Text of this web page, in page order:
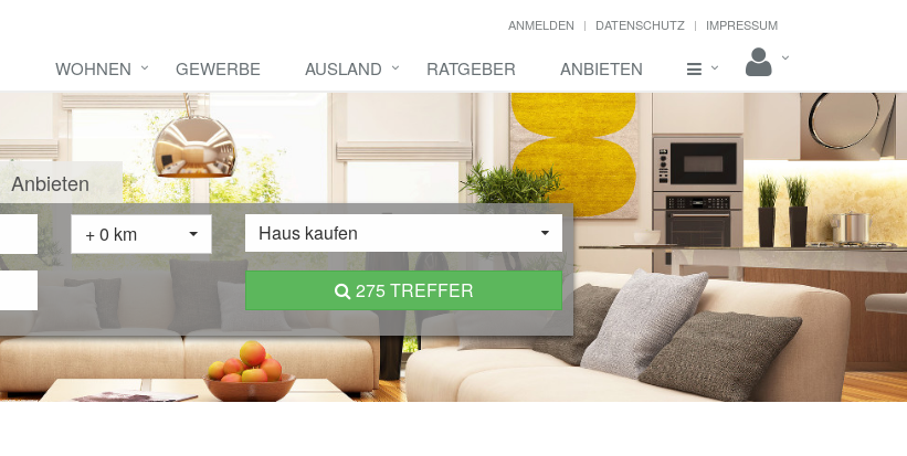
ANMELDEN DATENSCHUTZ IMPRESSUM
WOHNEN GEWERBE AUSLAND RATGEBER ANBIETEN
Anbieten
+ 0 km Haus kaufen
275 TREFFER